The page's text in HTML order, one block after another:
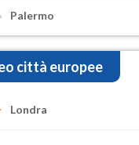
Palermo
città europee
Londra